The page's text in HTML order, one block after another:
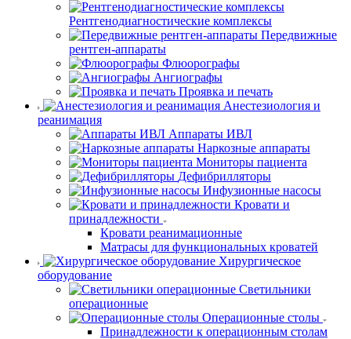
Рентгенодиагностические комплексы
Передвижные
рентген-аппараты
Флюорографы
Ангиографы
Проявка и печать
Анестезиология и
реанимация
Аппараты ИВЛ
Наркозные аппараты
Мониторы пациента
Дефибрилляторы
Инфузионные насосы
Кровати и
принадлежности
Кровати реанимационные
Матрасы для функциональных кроватей
Хирургическое
оборудование
Светильники
операционные
Операционные столы
Принадлежности к операционным столам